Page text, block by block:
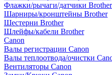
Флажки/рычаги/датчики Brother
Шарниры/кронштейны Brother
Шестерни Brother
Шлейфы/кабели Brother
Canon
Валы регистрации Canon
Валы теплоотвода/очистки
Вентиляторы Canon